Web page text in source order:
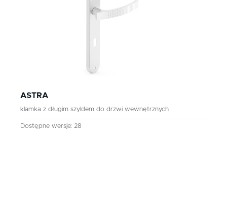
ASTRA
klamka z długim szyldem do drzwi wewnętrznych
Dostępne wersje: 28